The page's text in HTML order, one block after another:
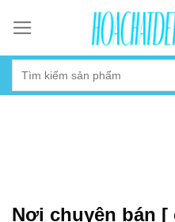
content
Nơi chuyên bán